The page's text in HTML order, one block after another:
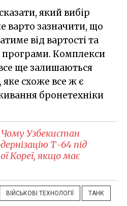
який вибір
варто зазначити, що
від вартості та
програми. Комплекси
ще залишаються
схоже все ж є
бронетехніки
Чому Узбекистан
Т-64 під
Кореї, якщо має
ВІЙСЬКОВІ ТЕХНОЛОГІЇ ТАНК